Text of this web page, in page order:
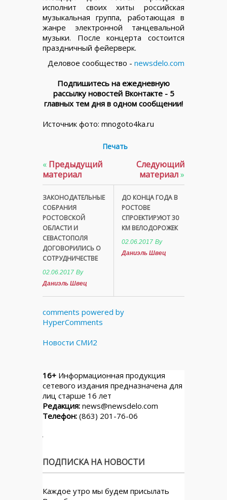
исполнит своих хиты российская
музыкальная группа, работающая в
жанре электронной танцевальной
музыки. После концерта состоится
праздничный фейерверк.
Деловое сообщество - newsdelo.com
Подпишитесь на ежедневную
рассылку новостей Вконтакте - 5
главных тем дня в одном сообщении!
Источник фото: mnogoto4ka.ru
Печать
« Предыдущий
материал
ЗАКОНОДАТЕЛЬНЫЕ
СОБРАНИЯ
РОСТОВСКОЙ
ОБЛАСТИ И
СЕВАСТОПОЛЯ
ДОГОВОРИЛИСЬ О
СОТРУДНИЧЕСТВЕ
02.06.2017 By
Даниэль Швец
Следующий
материал»
ДО КОНЦА ГОДА В
РОСТОВЕ
СПРОЕКТИРУЮТ 30
КМ ВЕЛОДОРОЖЕК
02.06.2017 By
Даниэль Швец
comments powered by
HyperComments
Новости СМИ2
16+ Информационная продукция
сетевого издания предназначена для
лиц старше 16 лет
Редакция: news@newsdelo.com
Телефон: (863) 201-76-06
ПОДПИСКА НА НОВОСТИ
Каждое утро мы будем присылать